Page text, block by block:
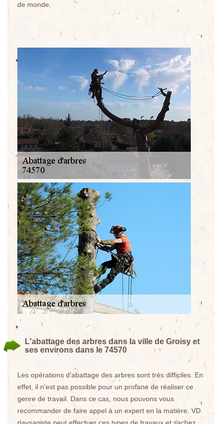
de monde.
L'abattage des arbres dans la ville de Groisy et
ses environs dans le 74570
Les opérations d'abattage des arbres sont très difficiles. En
effet, il n'est pas possible pour un profane de réaliser ce
genre de travail. Dans ce cas, nous pouvons vous
recommander de faire appel à un expert en la matière. VD